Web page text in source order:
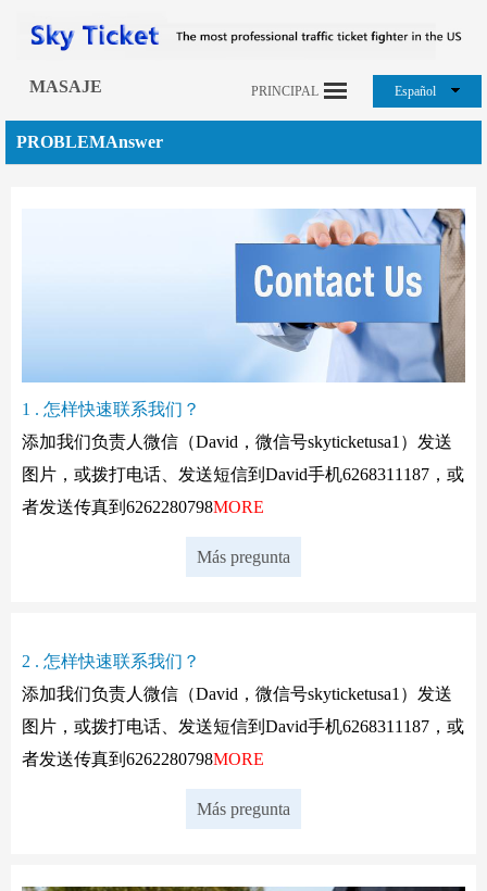
Español
MASAJE PRINCIPAL
PROBLEMAnswer
1 . 怎样快速联系我们？
添加我们负责人微信（David，微信号skyticketusa1）发送
图片，或拨打电话、发送短信到David手机6268311187，或
者发送传真到6262280798MORE
Más pregunta
2 . 怎样快速联系我们？
添加我们负责人微信（David，微信号skyticketusa1）发送
图片，或拨打电话、发送短信到David手机6268311187，或
者发送传真到6262280798MORE
Más pregunta